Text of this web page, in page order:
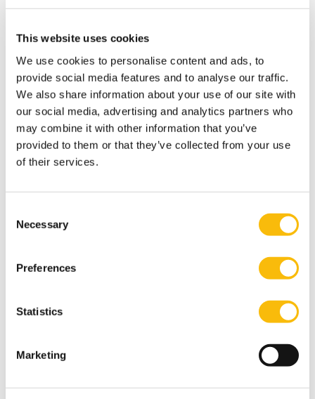
This website uses cookies
We use cookies to personalise content and ads, to
provide social media features and to analyse our traffic.
We also share information about your use of our site with
our social media, advertising and analytics partners who
may combine it with other information that you’ve
provided to them or that they’ve collected from your use
of their services.
Selection
Necessary
Preferences
Statistics
Marketing
(Pre-) Master of Science in
Management | Full-time
Startdatum:
augustus 2027
Taal:
Engels
Amsterdam
Breukelen
Deze master in management duurt 16 maanden
(inclusief pre-master), heeft 3 specialisaties en geeft